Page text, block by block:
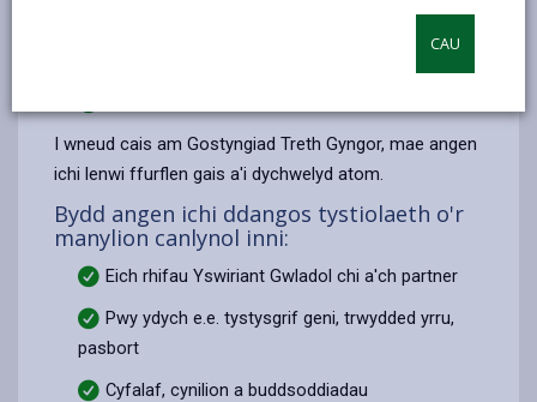
CAU
I wneud cais am Gostyngiad Treth Gyngor, mae angen
ichi lenwi ffurflen gais a'i dychwelyd atom.
Bydd angen ichi ddangos tystiolaeth o'r
manylion canlynol inni:
Eich rhifau Yswiriant Gwladol chi a'ch partner
Pwy ydych e.e. tystysgrif geni, trwydded yrru,
pasbort
Cyfalaf, cynilion a buddsoddiadau